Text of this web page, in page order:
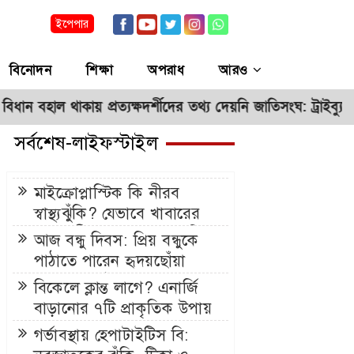
ইপেপার
বিনোদন শিক্ষা অপরাধ আরও
থাকায় প্রত্যক্ষদর্শীদের তথ্য দেয়নি জাতিসংঘ: ট্রাইব্যুনালে
সর্বশেষ-লাইফস্টাইল
মাইক্রোপ্লাস্টিক কি নীরব
স্বাস্থ্যঝুঁকি? যেভাবে খাবারের
সঙ্গে শরীরে ঢুকছে ক্ষুদ্র প্লাস্টিক
কণা
আজ বন্ধু দিবস: প্রিয় বন্ধুকে
পাঠাতে পারেন হৃদয়ছোঁয়া
শুভেচ্ছা বার্তা
বিকেলে ক্লান্ত লাগে? এনার্জি
বাড়ানোর ৭টি প্রাকৃতিক উপায়
গর্ভাবস্থায় হেপাটাইটিস বি: